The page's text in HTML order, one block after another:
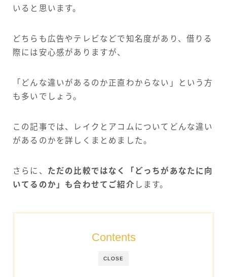
いると思います。
どちらも広告やテレビなどで知名度があり、借りる
際には安心感がありますが、
「どんな違いがあるのか正直わからない」という方
も多いでしょう。
この記事では、レイクとアコムについてどんな違い
があるのかを詳しくまとめました。
さらに、 ただの比較ではなく「どっちがあなたに向
いてるのか」も合わせてご紹介 します。
CLOSE
Contents